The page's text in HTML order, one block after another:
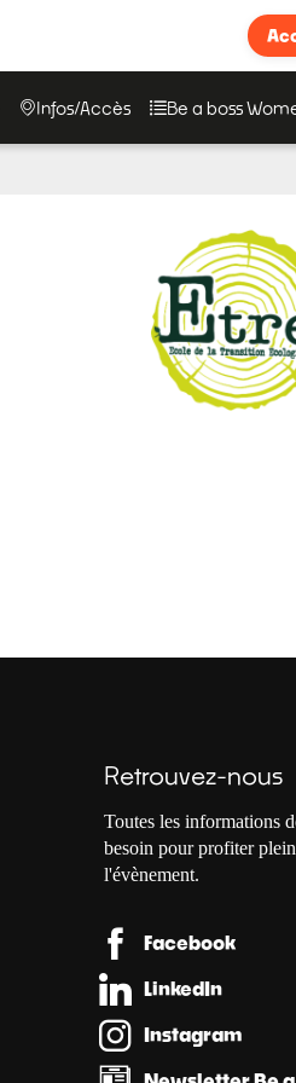
Infos/Accès Be a boss
Retrouvez-nous
Toutes les informations
besoin pour profiter
l'évènement.
Facebook
LinkedIn
Instagram